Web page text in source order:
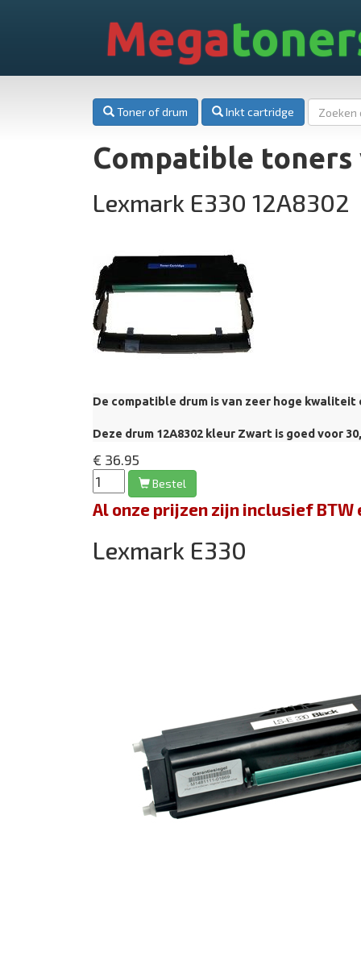
Mega
Toner of drum Inkt cartridge
Compatible toners
Lexmark E330 12A8302
De compatible drum is van zeer hoge
Deze drum 12A8302 kleur Zwart is goed voor
€ 36.95
Bestel
Al onze prijzen zijn inclusief
Lexmark E330